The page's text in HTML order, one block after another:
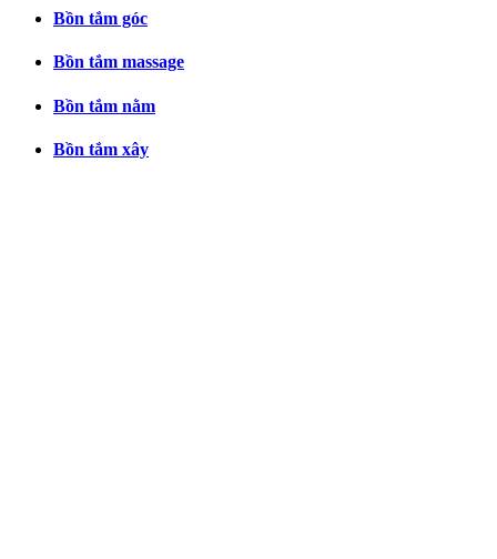
Bồn tắm góc
Bồn tắm massage
Bồn tắm nằm
Bồn tắm xây